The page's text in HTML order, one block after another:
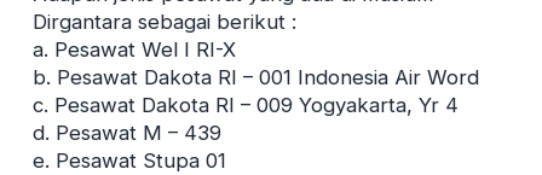
Dirgantara sebagai berikut :
a. Pesawat Wel I RI-X
b. Pesawat Dakota RI – 001 Indonesia Air Word
c. Pesawat Dakota RI – 009 Yogyakarta, Yr 4
d. Pesawat M – 439
e. Pesawat Stupa 01